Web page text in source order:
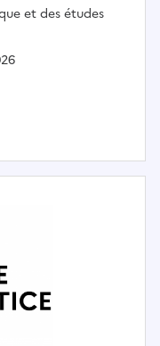
et des études
de l'Insee